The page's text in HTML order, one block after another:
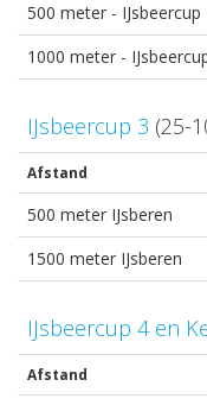
500 meter - IJsbeercup
1000 meter -
IJsbeercup 3 (25-
Afstand
500 meter IJsberen
1500 meter IJsberen
IJsbeercup 4 en
Afstand